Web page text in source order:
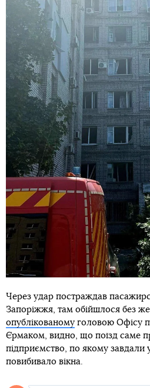
Через удар постраждав
Запоріжжя, там обійшлося без
опублікованому головою Офісу
Єрмаком, видно, що поїзд саме
підприємство, по якому завдали
повибивало вікна.